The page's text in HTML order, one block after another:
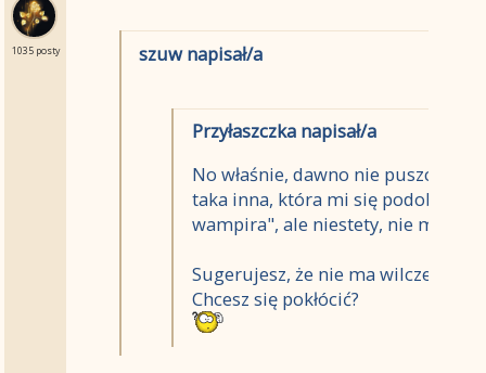
1035 posty szuw napisał/a
Przyłaszczka napisał/a
No właśnie, dawno nie puszczałeś
taka inna, która mi się podobała.
wampira", ale niestety, nie mogę
Sugerujesz, że nie ma wilczego
Chcesz się pokłócić?